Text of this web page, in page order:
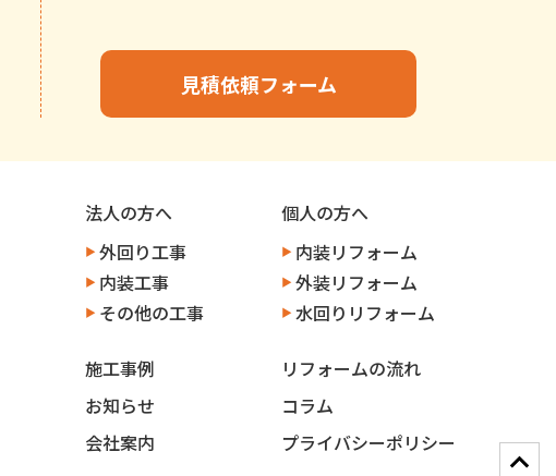
見積依頼フォーム
法人の方へ
外回り工事
内装工事
その他の工事
個人の方へ
内装リフォーム
外装リフォーム
水回りリフォーム
施工事例
リフォームの流れ
お知らせ
コラム
会社案内
プライバシーポリシー